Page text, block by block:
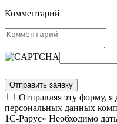
Комментарий
Отправляя эту форму, я
персональных данных
1С-Рарус» Необходимо